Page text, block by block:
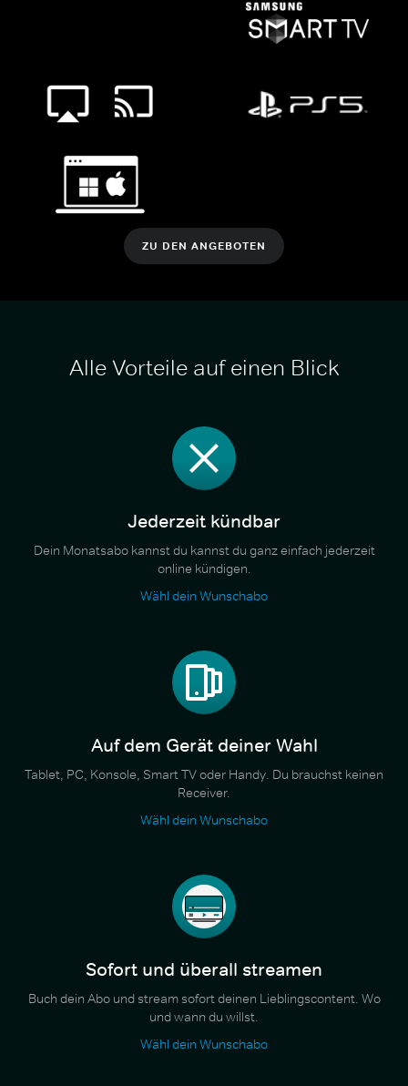
ZU DEN ANGEBOTEN
Alle Vorteile auf einen Blick
Jederzeit kündbar
Dein Monatsabo kannst du kannst du ganz einfach jederzeit
online kündigen.
Wähl dein Wunschabo
Auf dem Gerät deiner Wahl
Tablet, PC, Konsole, Smart TV oder Handy. Du brauchst keinen
Receiver.
Wähl dein Wunschabo
Sofort und überall streamen
Buch dein Abo und stream sofort deinen Lieblingscontent. Wo
und wann du willst.
Wähl dein Wunschabo